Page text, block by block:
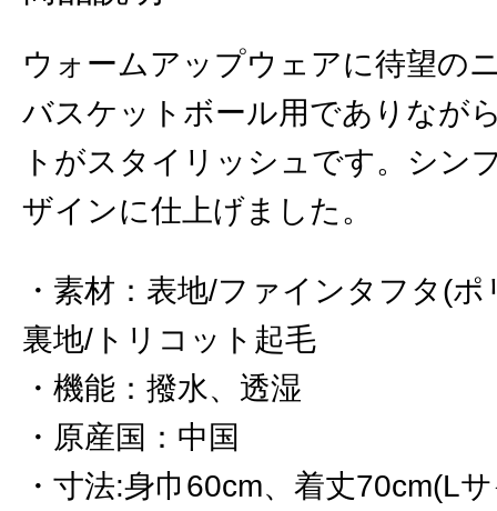
ウォームアップウェアに待望の
バスケットボール用でありなが
トがスタイリッシュです。シン
ザインに仕上げました。
素材 ： 表地/ファインタフタ(
裏地/トリコット起毛
機能 ： 撥水、透湿
原産国 ： 中国
寸法:身巾60cm、着丈70cm(L